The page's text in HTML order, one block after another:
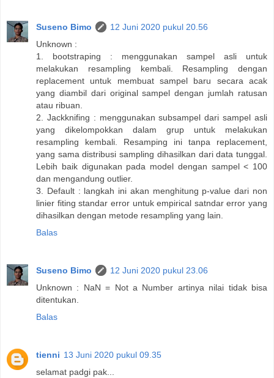
Suseno Bimo
12 Juni 2020 pukul 20.56
Unknown :
1. bootstraping : menggunakan sampel asli untuk
melakukan resampling kembali. Resampling dengan
replacement untuk membuat sampel baru secara acak
yang diambil dari original sampel dengan jumlah ratusan
atau ribuan.
2. Jackknifing : menggunakan subsampel dari sampel asli
yang dikelompokkan dalam grup untuk melakukan
resampling kembali. Resamping ini tanpa replacement,
yang sama distribusi sampling dihasilkan dari data tunggal.
Lebih baik digunakan pada model dengan sampel < 100
dan mengandung outlier.
3. Default : langkah ini akan menghitung p-value dari non
linier fiting standar error untuk empirical satndar error yang
dihasilkan dengan metode resampling yang lain.
Balas
Suseno Bimo
12 Juni 2020 pukul 23.06
Unknown : NaN = Not a Number artinya nilai tidak bisa
ditentukan.
Balas
tienni 13 Juni 2020 pukul 09.35
selamat padgi pak...